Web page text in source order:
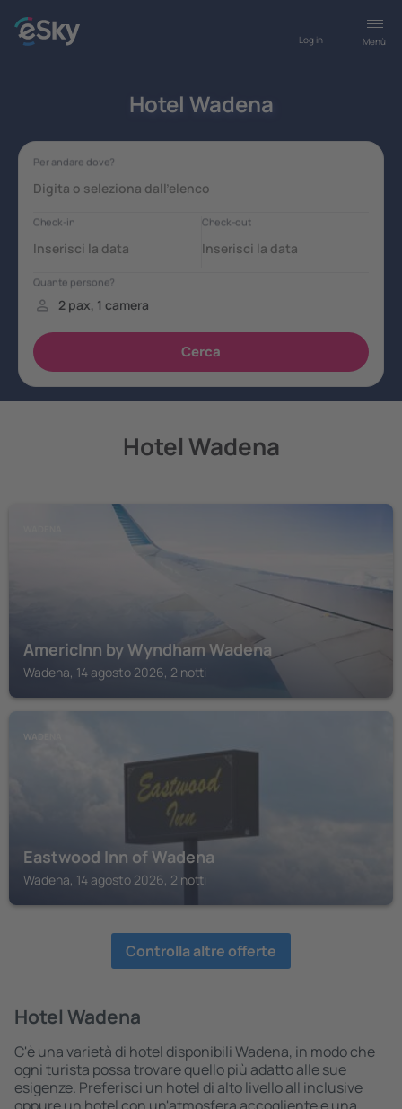
Menù
Log in
Hotel Wadena
Hotel Wadena
AmericInn by Wyndham Wadena
Wadena, 14 agosto 2026, 2 notti
WADENA
Eastwood Inn of Wadena
Wadena, 14 agosto 2026, 2 notti
Controlla altre offerte
Hotel Wadena
C'è una varietà di hotel disponibili Wadena, in modo che
ogni turista possa trovare quello più adatto alle sue
esigenze. Preferisci un hotel di alto livello all inclusive